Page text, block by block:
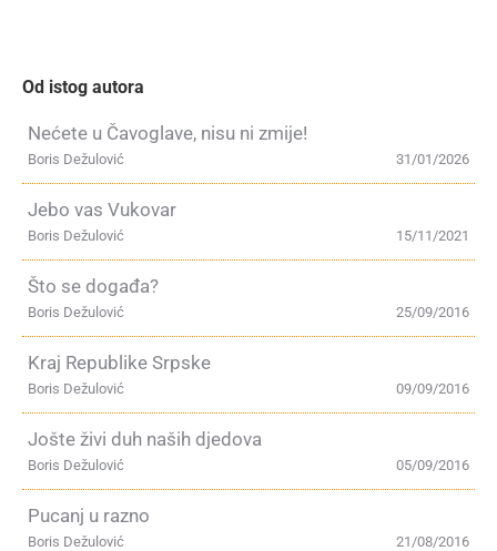
Od istog autora
Nećete u Čavoglave, nisu ni zmije!
31/01/2026
Boris Dežulović
Jebo vas Vukovar
15/11/2021
Boris Dežulović
Što se događa?
25/09/2016
Boris Dežulović
Kraj Republike Srpske
09/09/2016
Boris Dežulović
Jošte živi duh naših djedova
05/09/2016
Boris Dežulović
Pucanj u razno
21/08/2016
Boris Dežulović